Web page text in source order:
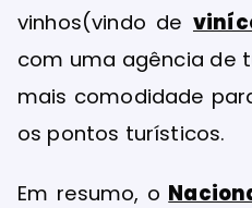
vinhos(vindo de
com uma agência de
mais comodidade
os pontos turísticos.
Em resumo, o